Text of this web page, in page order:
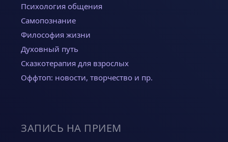
Психология общения
Самопознание
Философия жизни
Духовный путь
Сказкотерапия для взрослых
Оффтоп: новости, творчество и пр.
ЗАПИСЬ НА ПРИЕМ